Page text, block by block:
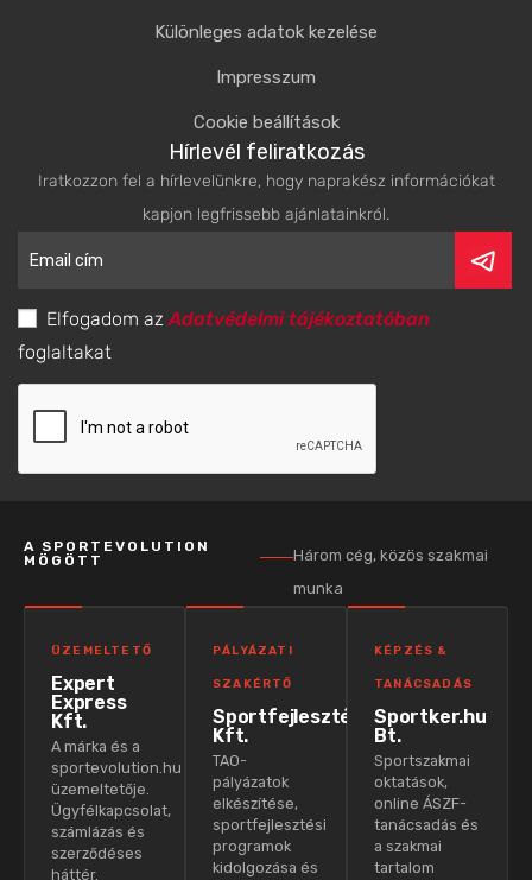
Különleges adatok kezelése
Impresszum
Cookie beállítások
Hírlevél feliratkozás
Iratkozzon fel a hírlevelünkre, hogy naprakész információkat
kapjon legfrissebb ajánlatainkról.
Elfogadom azAdatvédelmi tájékoztatóban
foglaltakat
A SPORTEVOLUTION
MÖGÖTT
Három cég, közös szakmai
munka
ÜZEMELTETŐ
Expert
Express
Kft.
A márka és a
sportevolution.hu
üzemeltetője.
Ügyfélkapcsolat,
számlázás és
szerződéses
háttér.
PÁLYÁZATI
SZAKÉRTŐ
Sportfejlesztés
Kft.
TAO-
pályázatok
elkészítése,
sportfejlesztési
programok
kidolgozása és
KÉPZÉS &
TANÁCSADÁS
Sportker.hu
Bt.
Sportszakmai
oktatások,
online ÁSZF-
tanácsadás és
a szakmai
tartalom